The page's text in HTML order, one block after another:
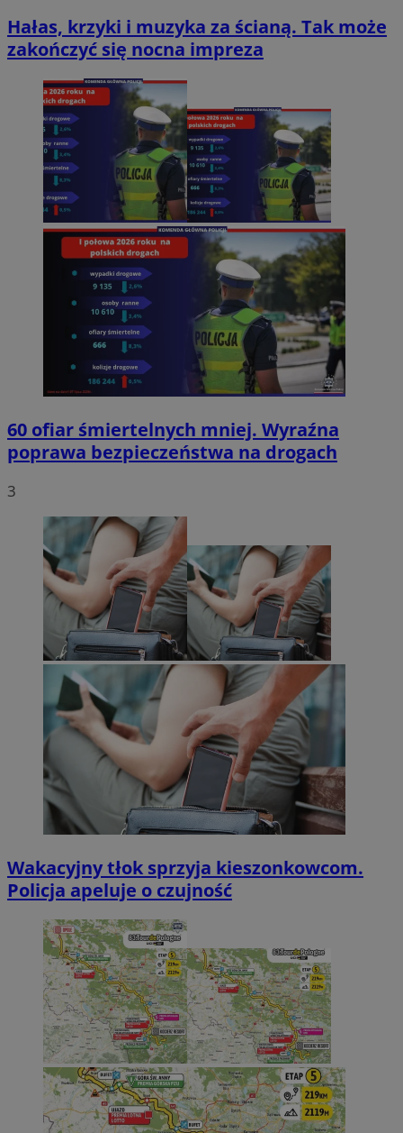
Hałas, krzyki i muzyka za ścianą. Tak może
zakończyć się nocna impreza
60 ofiar śmiertelnych mniej. Wyraźna
poprawa bezpieczeństwa na drogach
3
Wakacyjny tłok sprzyja kieszonkowcom.
Policja apeluje o czujność